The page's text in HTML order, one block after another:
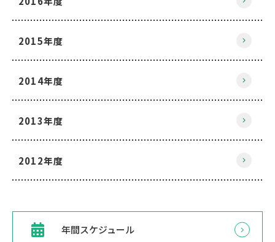
2015年度
2014年度
2013年度
2012年度
年間スケジュール